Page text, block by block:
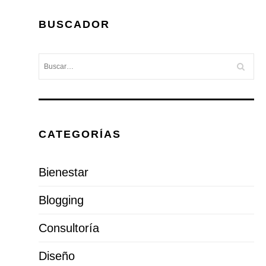
BUSCADOR
CATEGORÍAS
Bienestar
Blogging
Consultoría
Diseño